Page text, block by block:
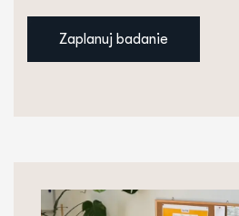
Zaplanuj badanie